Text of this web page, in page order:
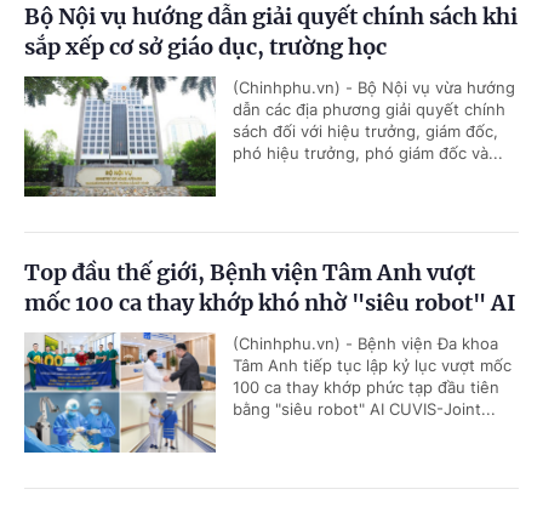
Bộ Nội vụ hướng dẫn giải quyết chính sách khi
sắp xếp cơ sở giáo dục, trường học
(Chinhphu.vn) - Bộ Nội vụ vừa hướng
dẫn các địa phương giải quyết chính
sách đối với hiệu trưởng, giám đốc,
phó hiệu trưởng, phó giám đốc và...
Top đầu thế giới, Bệnh viện Tâm Anh vượt
mốc 100 ca thay khớp khó nhờ "siêu robot" AI
(Chinhphu.vn) - Bệnh viện Đa khoa
Tâm Anh tiếp tục lập kỷ lục vượt mốc
100 ca thay khớp phức tạp đầu tiên
bằng "siêu robot" AI CUVIS-Joint...